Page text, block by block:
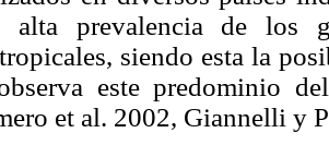
alta prevalencia de los
siendo esta la
este predominio
et al. 2002, Giannelli y